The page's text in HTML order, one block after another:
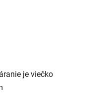
je viečko